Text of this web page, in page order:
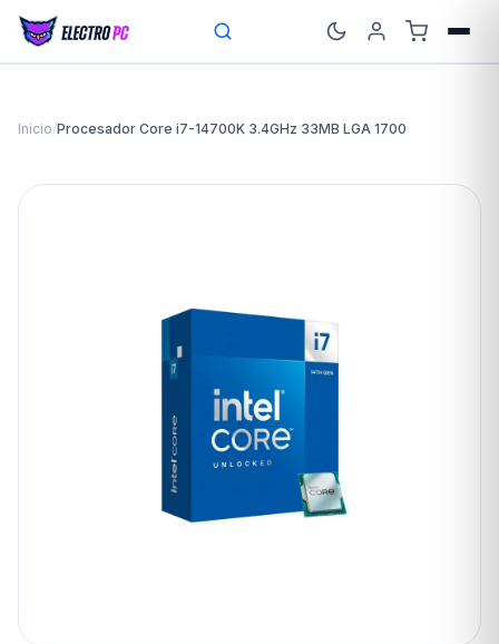
Inicio/Procesador Core i7-14700K 3.4GHz 33MB LGA 1700